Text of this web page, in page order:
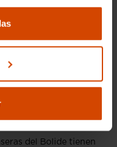
y rendimiento. El
de los materiales y la
en su construcción
asociados con
Bolide
del Bolide tienen